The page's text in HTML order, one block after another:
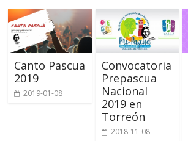
Canto Pascua
2019
2019-01-08
Convocatoria
Prepascua
Nacional
2019 en
Torreón
2018-11-08